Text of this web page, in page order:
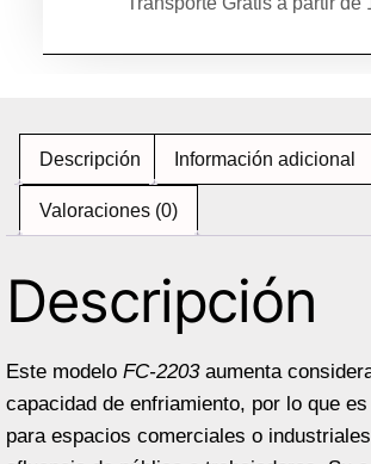
Descripción Información adicional
Valoraciones (0)
Descripción
Este modelo FC-2203 aumenta
capacidad de enfriamiento, por lo que
para espacios comerciales o